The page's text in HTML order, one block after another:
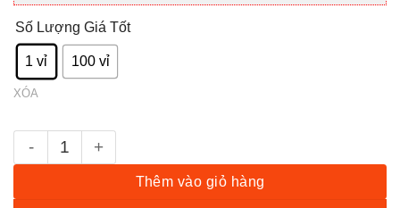
Mua Ngay Sản Phẩm